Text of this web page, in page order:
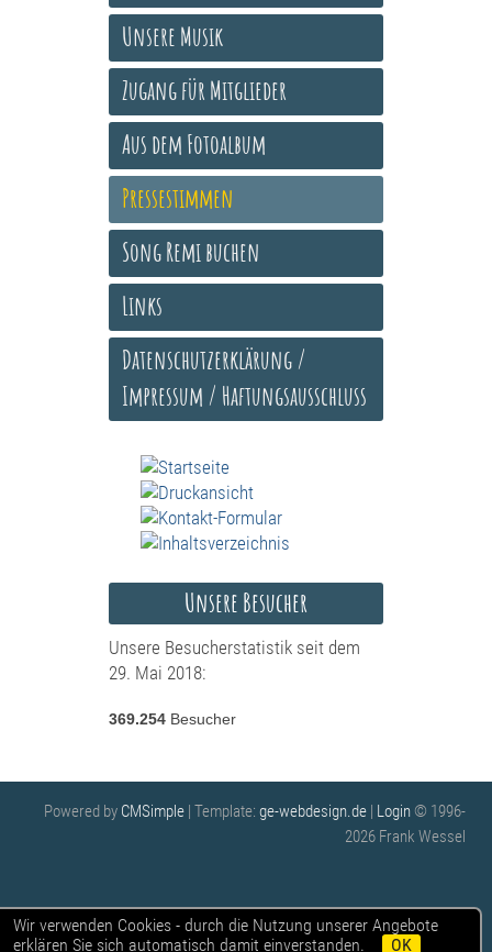
Unsere Musik
Zugang für Mitglieder
Aus dem Fotoalbum
Pressestimmen
Song Remi buchen
Links
Datenschutzerklärung /
Impressum / Haftungsausschluss
Unsere Besucher
Unsere Besucherstatistik seit dem
29. Mai 2018:
369.254 Besucher
Powered by CMSimple | Template: ge-webdesign.de | Login© 1996-
2026 Frank Wessel
Wir verwenden Cookies - durch die Nutzung unserer Angebote
erklären Sie sich automatisch damit einverstanden.
OK